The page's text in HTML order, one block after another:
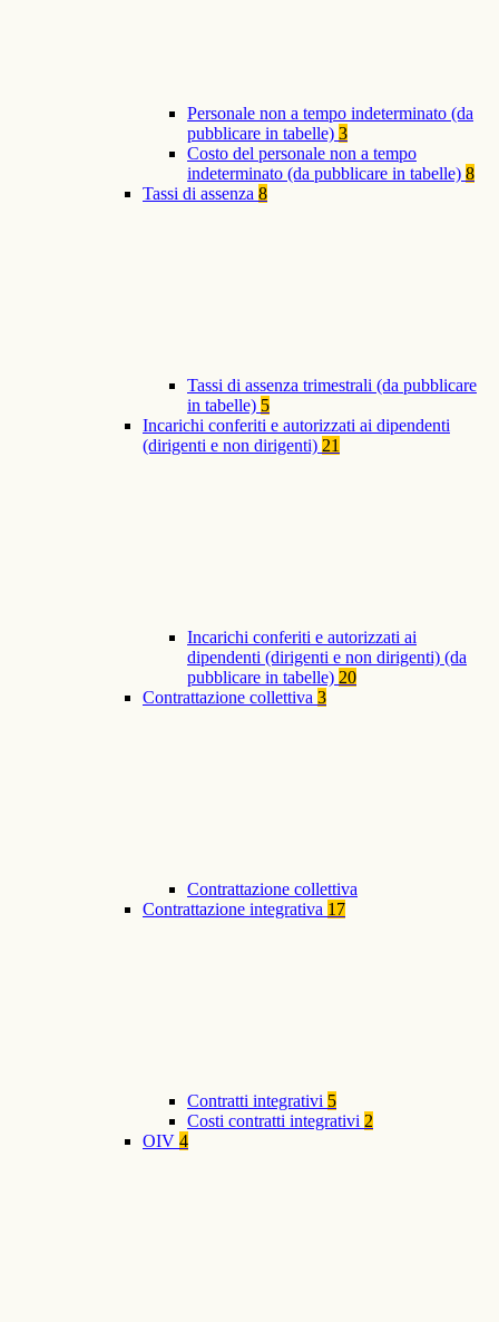
Personale non a tempo indeterminato (da
pubblicare in tabelle) 3
Costo del personale non a tempo
indeterminato (da pubblicare in tabelle) 8
Tassi di assenza 8
Tassi di assenza trimestrali (da pubblicare
in tabelle) 5
Incarichi conferiti e autorizzati ai dipendenti
(dirigenti e non dirigenti) 21
Incarichi conferiti e autorizzati ai
dipendenti (dirigenti e non dirigenti) (da
pubblicare in tabelle) 20
Contrattazione collettiva 3
Contrattazione collettiva
Contrattazione integrativa 17
Contratti integrativi 5
Costi contratti integrativi 2
OIV 4